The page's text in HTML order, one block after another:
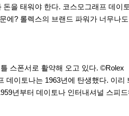
을 태워야 한다. 코스모그래프 데
? 롤렉스의 브랜드 파워가 너무나
스폰서로 활약해 오고 있다. ©Rolex
이토나는 1963년에 탄생했다. 이
년부터 데이토나 인터내셔널 스피